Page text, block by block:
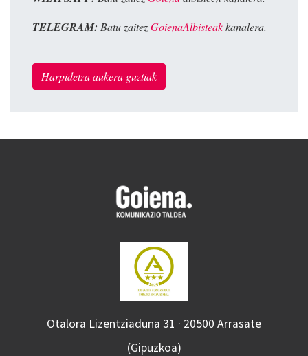
TELEGRAM: Batu zaitezGoienaAlbisteakkanalera.
Harpidetza aukera guztiak
Otalora Lizentziaduna 31 · 20500 Arrasate
(Gipuzkoa)